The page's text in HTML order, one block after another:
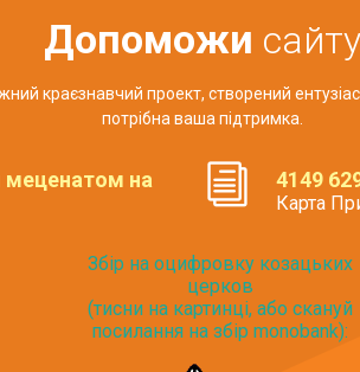
Допоможи сайту
краєзнавчий проект, створений
потрібна ваша підтримка.
меценатом на
4149
Карта
Збір на оцифровку козацьких
церков
(тисни на картинці, або скануй
посилання на збір monobank):